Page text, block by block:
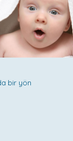
bir yön